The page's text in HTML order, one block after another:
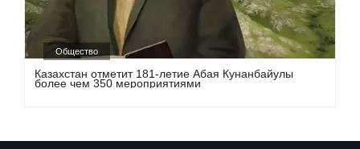
Общество
Казахстан отметит 181-летие Абая Кунанбайулы
более чем 350 мероприятиями